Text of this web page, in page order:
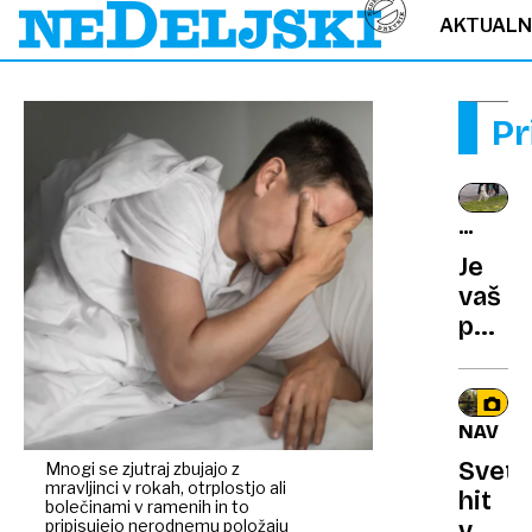
Mnogi se zjutraj zbujajo z
mravljinci v rokah, otrplostjo ali
bolečinami v ramenih in to
pripisujejo nerodnemu položaju
HIŠNI
Je
vaš
pes
ali
so
razvili
hit